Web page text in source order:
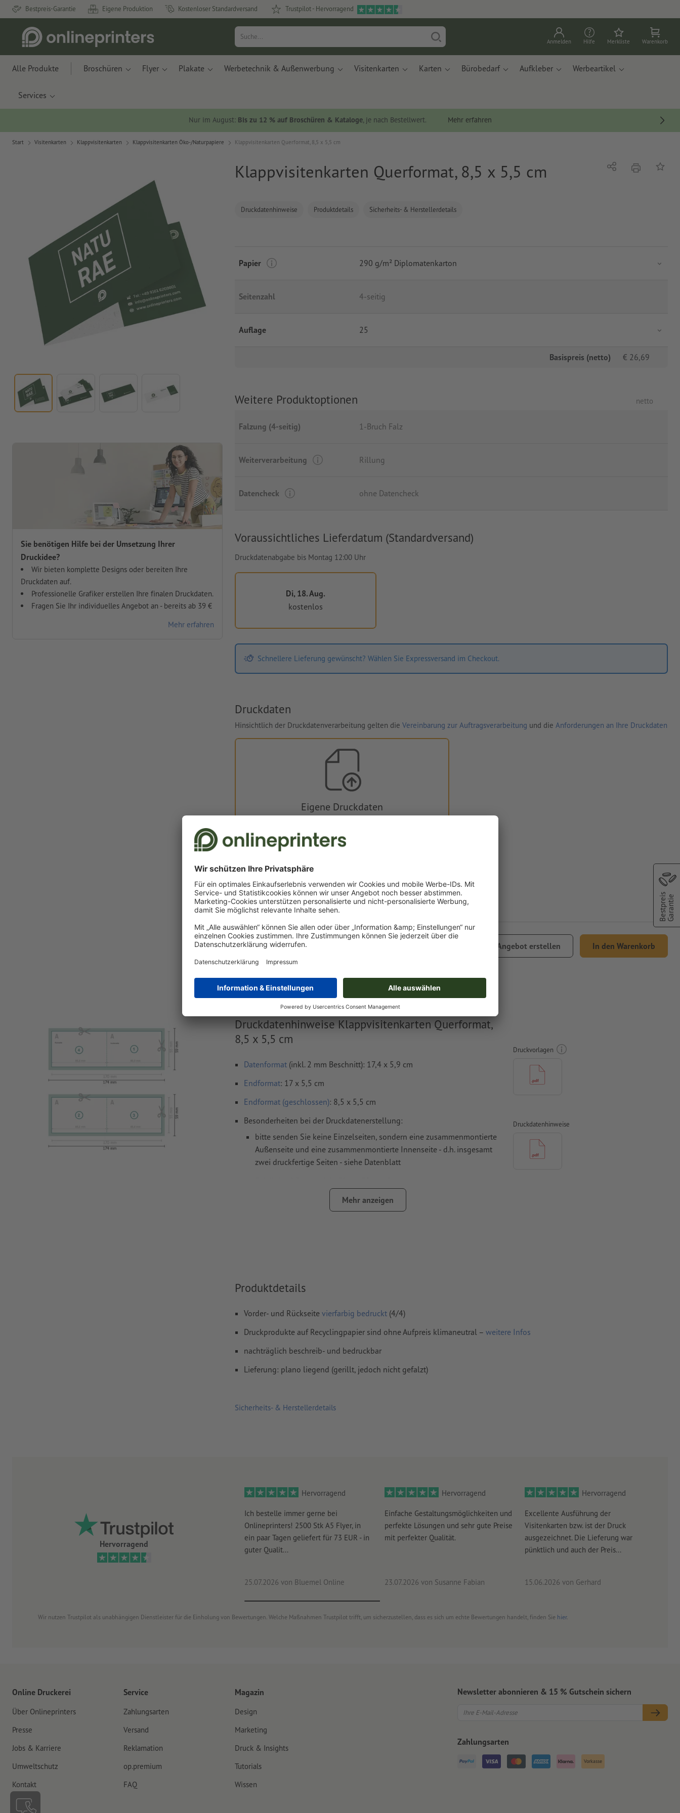
Bestpreis-Garantie Eigene Produktion Kostenloser Standardversand Trustpilot - Hervorragend
Anmelden Hilfe Merkliste Warenkorb
Alle Produkte Broschüren Flyer Plakate Werbetechnik & Außenwerbung Visitenkarten Karten Bürobedarf Aufkleber Werbeartikel
Services
Nur im August: Bis zu 12 % auf Broschüren & Kataloge, je nach Bestellwert. Mehr erfahren
Start Visitenkarten Klappvisitenkarten Klappvisitenkarten Öko-/Naturpapiere Klappvisitenkarten Querformat, 8,5 x 5,5 cm
Klappvisitenkarten Querformat, 8,5 x 5,5 cm
Sie benötigen Hilfe bei der Umsetzung Ihrer
Druckidee?
Wir bieten komplette Designs oder bereiten Ihre
Druckdaten auf.
Professionelle Grafiker erstellen Ihre finalen Druckdaten.
Fragen Sie Ihr individuelles Angebot an - bereits ab 39 €
Mehr erfahren
Druckdatenhinweise Produktdetails Sicherheits- & Herstellerdetails
Teilen DruckenAuf
Papier 290 g/m² Diplomatenkarton
Seitenzahl 4-seitig
Auflage 25
Basispreis (netto) € 26,69
Weitere Produktoptionen netto
Falzung (4-seitig) 1-Bruch Falz
Weiterverarbeitung Rillung
Datencheck ohne Datencheck
Voraussichtliches Lieferdatum (Standardversand)
Druckdatenabgabe bis Montag 12:00 Uhr
Di, 18. Aug.
kostenlos
Schnellere Lieferung gewünscht? Wählen Sie Expressversand im Checkout.
Druckdaten
Hinsichtlich der Druckdatenverarbeitung gelten die Vereinbarung zur Auftragsverarbeitung und die Anforderungen an Ihre Druckdaten
Eigene Druckdaten
Sie können Ihre Druckdaten vor oder nach dem Kauf
hochladen.
Jetzt hochladen
€ 26,69 € 32,03 Angebot erstellen In den Warenkorb
Lieferung ca.:
Gewicht: ca.
Druckdatenhinweise Klappvisitenkarten Querformat,
8,5 x 5,5 cm
Datenformat (inkl. 2 mm Beschnitt): 17,4 x 5,9 cm
Endformat: 17 x 5,5 cm
Endformat (geschlossen): 8,5 x 5,5 cm
Besonderheiten bei der Druckdatenerstellung:
bitte senden Sie keine Einzelseiten, sondern eine zusammenmontierte
Außenseite und eine zusammenmontierte Innenseite - d.h. insgesamt
zwei druckfertige Seiten - siehe Datenblatt
können wir leider nicht immer achten
werden
Farbmodus:CMYK, FOGRA51 (PSO Coated v3) für gestrichene Papiere,
Mehr anzeigen
Druckvorlagen
Druckdatenhinweise
Produktdetails
Vorder- und Rückseite vierfarbig bedruckt (4/4)
Druckprodukte auf Recyclingpapier sind ohne Aufpreis klimaneutral – weitere Infos
nachträglich beschreib- und bedruckbar
Lieferung: plano liegend (gerillt, jedoch nicht gefalzt)
Sicherheits- & Herstellerdetails
Hervorragend
Hervorragend
Ich bestelle immer gerne bei
Onlineprinters! 2500 Stk A5 Flyer, in
ein paar Tagen geliefert für 73 EUR - in
guter Qualit...
25.07.2026 von Bluemel Online
Hervorragend
Einfache Gestaltungsmöglichkeiten und
perfekte Lösungen und sehr gute Preise
mit perfekter Qualität.
23.07.2026 von Susanne Fabian
Hervorragend
Excellente Ausführung der
Visitenkarten bzw. ist der Druck
ausgezeichnet. Die Lieferung war
pünktlich und auch der Preis...
15.06.2026 von Gerhard
Wir nutzen Trustpilot als unabhängigen Dienstleister für die Einholung von Bewertungen. Welche Maßnahmen Trustpilot trifft, um sicherzustellen, dass es sich um echte Bewertungen handelt, finden Sie hier.
BestpreisGarantie
Online Druckerei
Über Onlineprinters
Presse
Jobs & Karriere
Umweltschutz
Kontakt
Service
Zahlungsarten
Versand
Reklamation
op.premium
FAQ
Magazin
Design
Marketing
Druck & Insights
Tutorials
Wissen
Newsletter abonnieren & 15 % Gutschein sichern
Zahlungsarten
Vorkasse